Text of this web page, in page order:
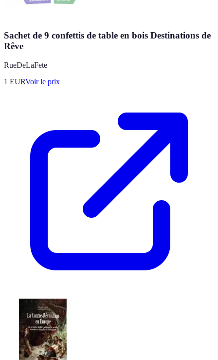
Sachet de 9 confettis de table en bois Destinations de
Rêve
RueDeLaFete
1 EURVoir le prix